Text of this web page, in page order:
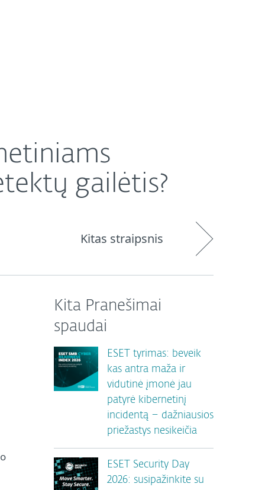
gailėtis?
Kitas straipsnis
Kita Pranešimai
spaudai
ESET tyrimas: beveik
kas antra maža ir
vidutinė įmonė jau
patyrė kibernetinį
incidentą – dažniausios
priežastys nesikeičia
ESET Security Day
2026: susipažinkite su